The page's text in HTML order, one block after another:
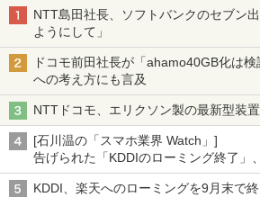
NTT島田社長、ソフトバンクのセブン
ようにして」
ドコモ前田社長が「ahamo40GB化は
への考え方にも言及
NTTドコモ、エリクソン製の最新型装
[石川温の「スマホ業界 Watch」]
告げられた「KDDIのローミング終了」
穴と楽天モバイルの課題
KDDI、楽天へのローミングを9月末で終